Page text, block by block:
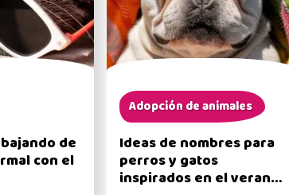
de
con el
Adopción de animales
Ideas de nombres para
perros y gatos
inspirados en el verano